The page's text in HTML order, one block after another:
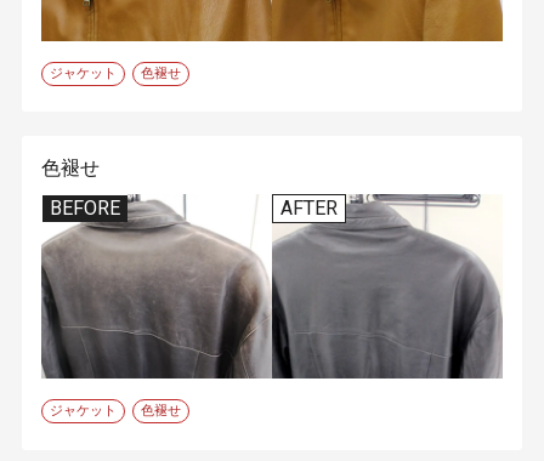
ジャケット 色褪せ
色褪せ
BEFORE
AFTER
ジャケット 色褪せ